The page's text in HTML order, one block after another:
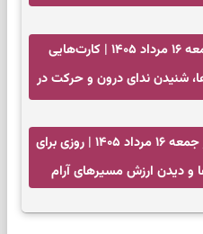
فال تاروت امروز جمعه ۱۶ مرداد ۱۴۰۵ | کارت‌هایی
شنیدن ندای درون و حرکت در
فال سرنوشت امروز جمعه ۱۶ مرداد ۱۴۰۵ | روزی برای
و دیدن ارزش مسیرهای آرام